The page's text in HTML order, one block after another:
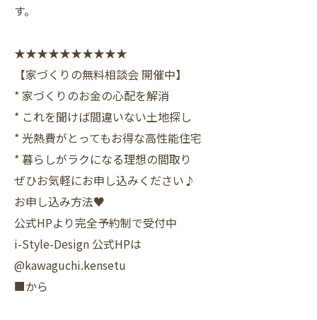
す。
★★★★★★★★★★
【家づくりの無料相談会 開催中】
* 家づくりのお金の心配を解消
* これを聞けば間違いない土地探し
* 光熱費がとってもお得な高性能住宅
* 暮らしがラクになる理想の間取り
ぜひお気軽にお申し込みください♪
お申し込み方法♥
公式HPより完全予約制で受付中
i-Style-Design 公式HPは
@kawaguchi.kensetu
■から